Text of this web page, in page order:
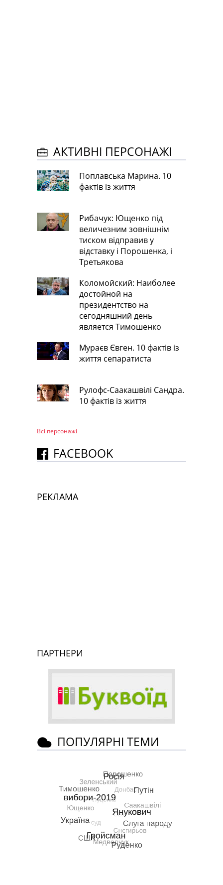
АКТИВНІ ПЕРСОНАЖІ
Поплавська Марина. 10
фактів із життя
Рибачук: Ющенко під
величезним зовнішнім
тиском відправив у
відставку і Порошенка, і
Третьякова
Коломойский: Наиболее
достойной на
президентство на
сегодняшний день
является Тимошенко
Мураєв Євген. 10 фактів із
життя сепаратиста
Рулофс-Саакашвілі Сандра.
10 фактів із життя
Всі персонажi
FACEBOOK
РЕКЛАМА
ПАРТНЕРИ
ПОПУЛЯРНІ ТЕМИ